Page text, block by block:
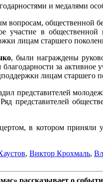
и медалями
вопросам, общественной
участие в
лицам старшего
, были награждены
за активное
лицам старшего
представителей
представителей
в котором
, Виктор Крохмаль,